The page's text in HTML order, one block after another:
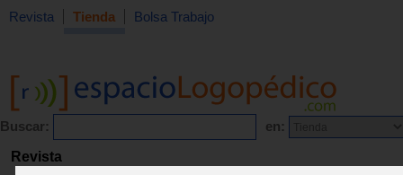
Revista Tienda Bolsa Trabajo
Buscar: en:
Revista